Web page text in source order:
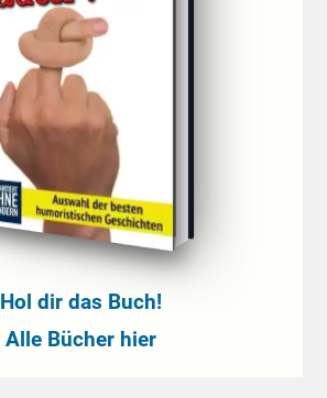
Hol dir das Buch!
Alle Bücher hier